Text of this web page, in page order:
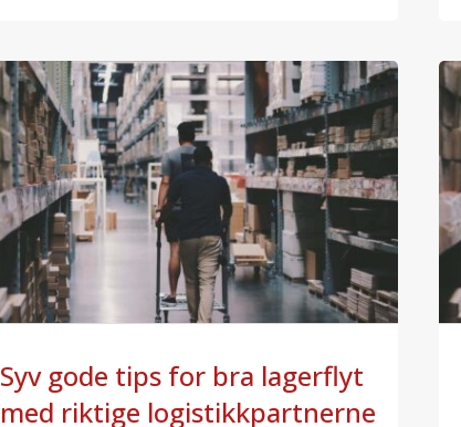
Syv gode tips for bra lagerflyt
med riktige logistikkpartnerne